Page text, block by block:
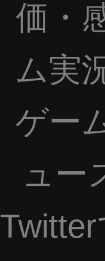
価・
ム実
ゲー
ュー